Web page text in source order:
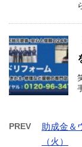
PREV
助成金＆
（火）